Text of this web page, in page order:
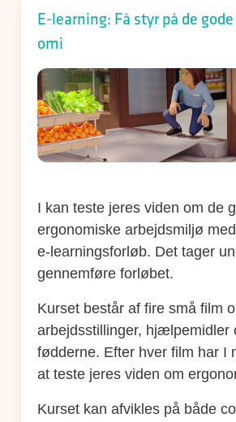
E-learning: Få styr på de
omi
I kan teste jeres viden om de
ergonomiske arbejdsmiljø
e-learningsforløb. Det tager
gennemføre forløbet.
Kurset består af fire små film
arbejdsstillinger, hjælpemidler
fødderne. Efter hver film har I
at teste jeres viden om
Kurset kan afvikles på både